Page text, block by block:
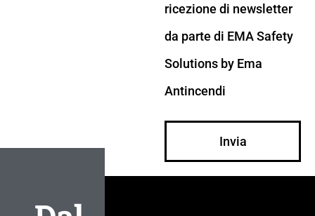
ricezione di newsletter
da parte di EMA Safety
Solutions by Ema
Antincendi
Invia